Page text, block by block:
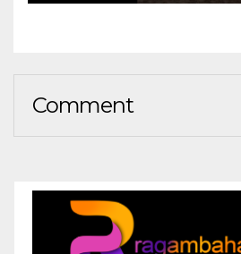
Comment